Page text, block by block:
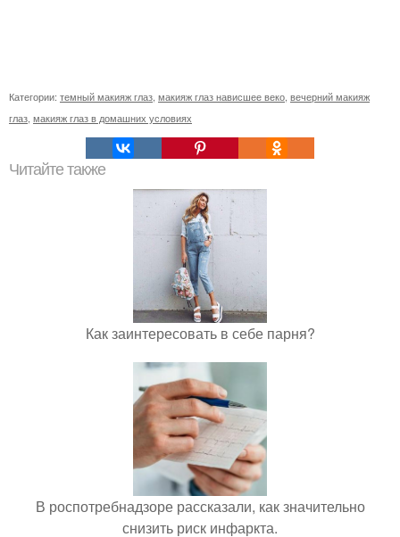
Категории: темный макияж глаз макияж глаз нависшее веко вечерний макияж
глаз макияж глаз в домашних условиях
Читайте также
Как заинтересовать в себе парня?
В роспотребнадзоре рассказали, как значительно
снизить риск инфаркта.